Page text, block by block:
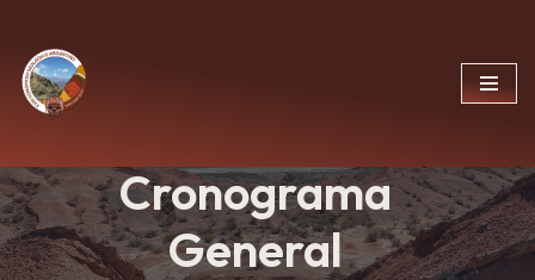
Ir
al
contenido
Cronograma
General